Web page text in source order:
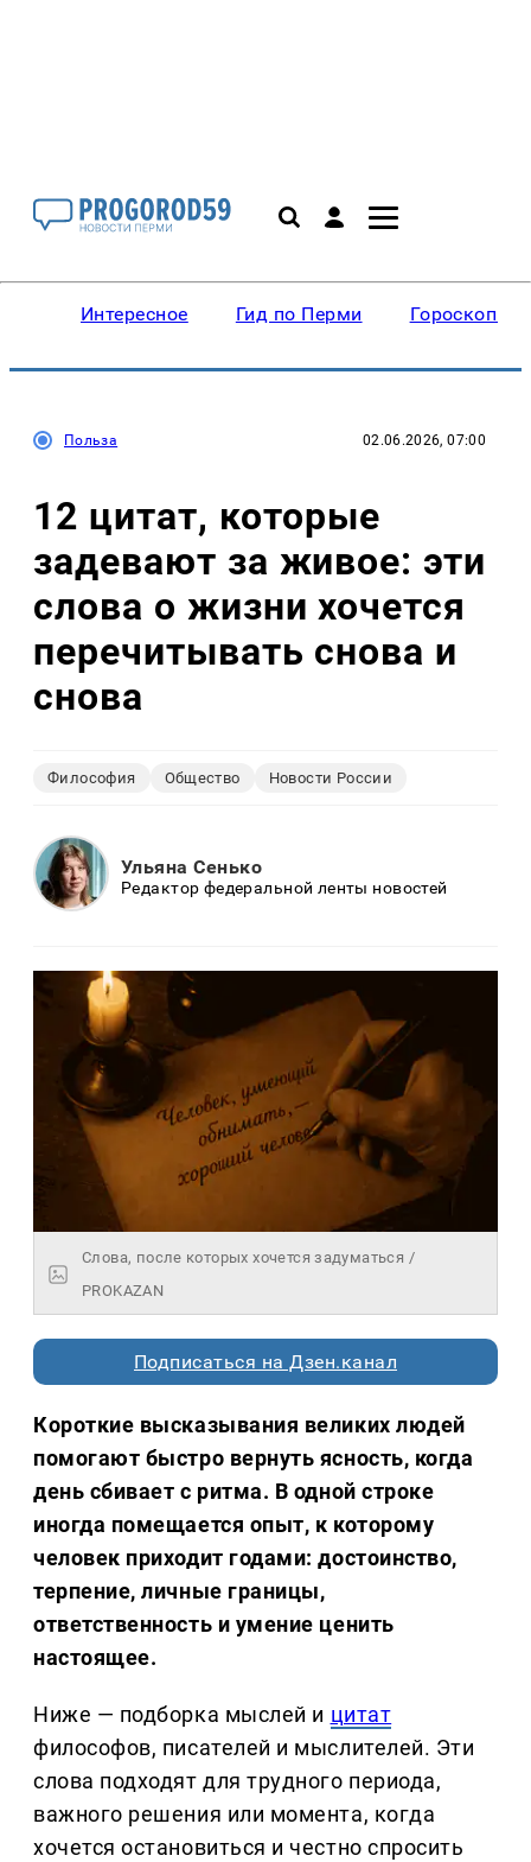
Интересное Гид по Перми Гороскопы
Польза 02.06.2026, 07:00
12 цитат, которые
задевают за живое: эти
слова о жизни хочется
перечитывать снова и
снова
Философия Общество Новости России
Ульяна Сенько
Редактор федеральной ленты новостей
Слова, после которых хочется задуматься /
PROKAZAN
Подписаться на Дзен.канал
Короткие высказывания великих людей
помогают быстро вернуть ясность, когда
день сбивает с ритма. В одной строке
иногда помещается опыт, к которому
человек приходит годами: достоинство,
терпение, личные границы,
ответственность и умение ценить
настоящее.
Ниже — подборка мыслей и цитат
философов, писателей и мыслителей. Эти
слова подходят для трудного периода,
важного решения или момента, когда
хочется остановиться и честно спросить